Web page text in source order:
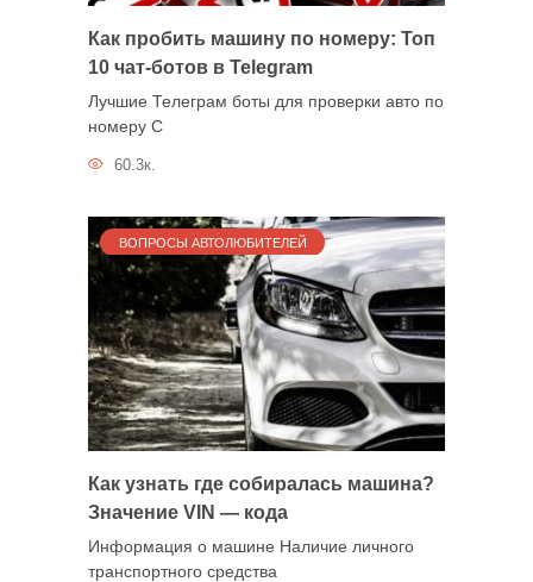
Как пробить машину по номеру: Топ
10 чат-ботов в Telegram
Лучшие Телеграм боты для проверки авто по
номеру С
60.3к.
ВОПРОСЫ АВТОЛЮБИТЕЛЕЙ
Как узнать где собиралась машина?
Значение VIN — кода
Информация о машине Наличие личного
транспортного средства